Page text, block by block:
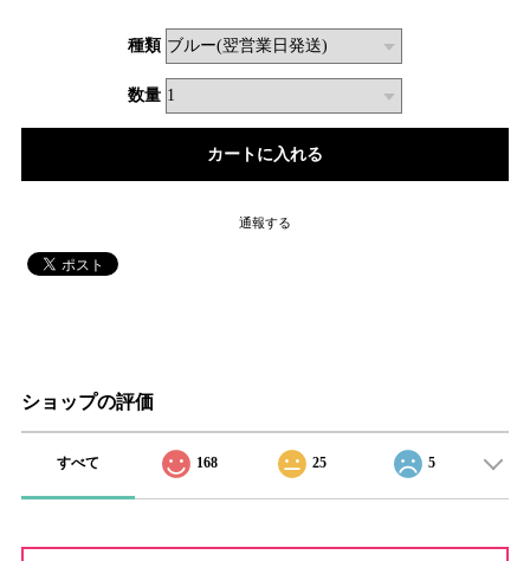
種類
数量
通報する
ショップの評価
すべて 168 25 5